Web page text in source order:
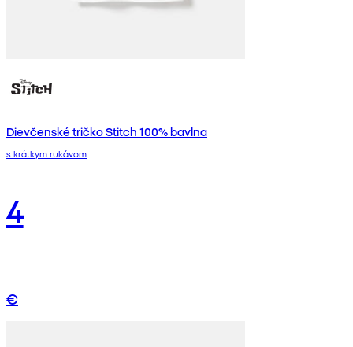
Dievčenské tričko Stitch 100% bavlna
s krátkym rukávom
4
€